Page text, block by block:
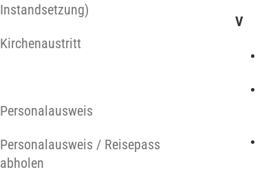
Instandsetzung)
Kirchenaustritt
Personalausweis
Personalausweis / Reisepass
abholen
V